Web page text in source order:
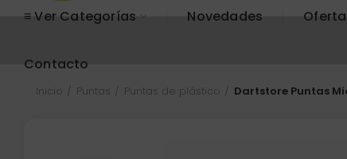
≡ Ver Categorías Novedades
Contacto
Inicio Puntas Puntas de plástico Dartstore Puntas